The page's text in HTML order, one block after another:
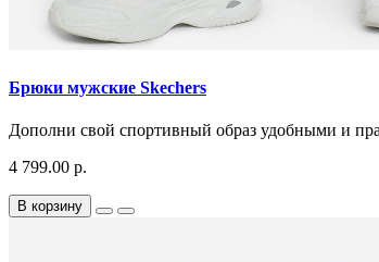
Брюки мужские Skechers
Дополни свой спортивный образ удобными
4 799.00 р.
В корзину